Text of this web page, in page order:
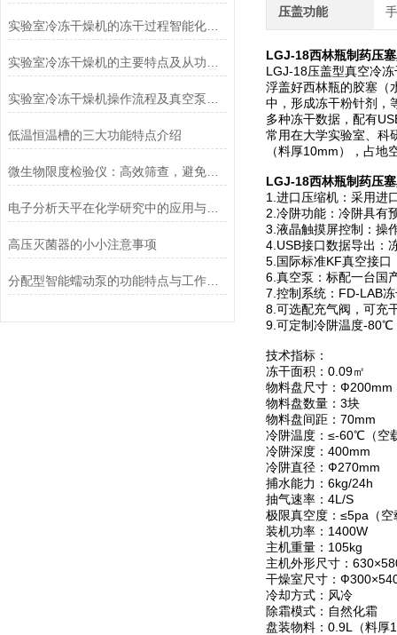
实验室冷冻干燥机的冻干过程智能化功能和基本操作流程
低温恒温槽的三大功能特点介绍
微生物限度检验仪：高效筛查，避免产品微生物污染
电子分析天平在化学研究中的应用与优势说明
高压灭菌器的小小注意事项
分配型智能蠕动泵的功能特点与工作模式介绍
压盖功能
LGJ-18西林瓶制药压
LGJ-18压盖型真空冷
浮盖好西林瓶的胶塞（
中，形成冻干粉针剂，
多种冻干数据，配有
常用在大学实验室、科
（料厚10mm），占
LGJ-18西林瓶制药压
1.进口压缩机：采用进
2.冷阱功能：冷阱具有
3.液晶触摸屏控制：操
4.USB接口数据导出：
5.国际标准KF真空接口
6.真空泵：标配一台国
7.控制系统：FD-LAB
8.可选配充气阀，可充
9.可定制冷阱温度-80℃
技术指标：
冻干面积：0.09㎡
物料盘尺寸：Ф200mm
物料盘数量：3块
物料盘间距：70mm
冷阱温度：≤-60℃（空
冷阱深度：400mm
冷阱直径：Ф270mm
捕水能力：6kg/24h
抽气速率：4L/S
极限真空度：≤5pa（空
装机功率：1400W
主机重量：105kg
主机外形尺寸：
干燥室尺寸：
冷却方式：风冷
除霜模式：自然化霜
盘装物料：0.9L（料厚